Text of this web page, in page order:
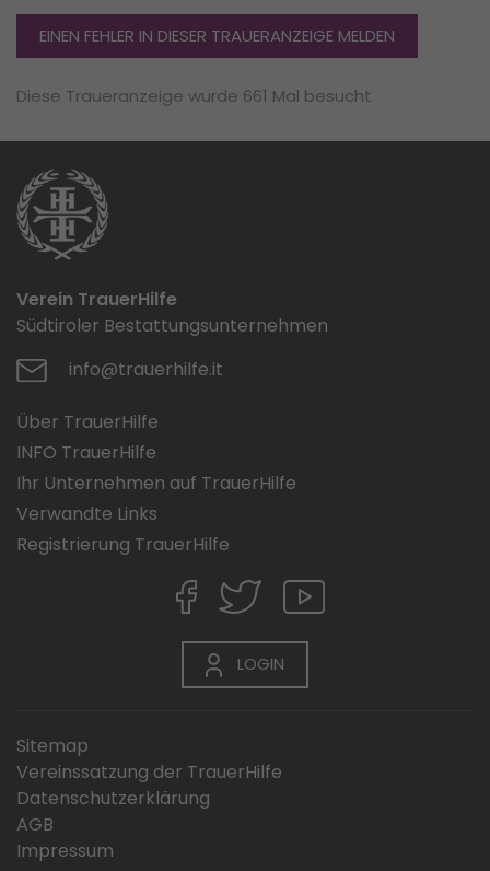
EINEN FEHLER IN DIESER TRAUERANZEIGE MELDEN
Diese Traueranzeige wurde 661 Mal besucht
Verein TrauerHilfe
Südtiroler Bestattungsunternehmen
info@trauerhilfe.it
Über TrauerHilfe
INFO TrauerHilfe
Ihr Unternehmen auf TrauerHilfe
Verwandte Links
Registrierung TrauerHilfe
LOGIN
Sitemap
Vereinssatzung der TrauerHilfe
Datenschutzerklärung
AGB
Impressum